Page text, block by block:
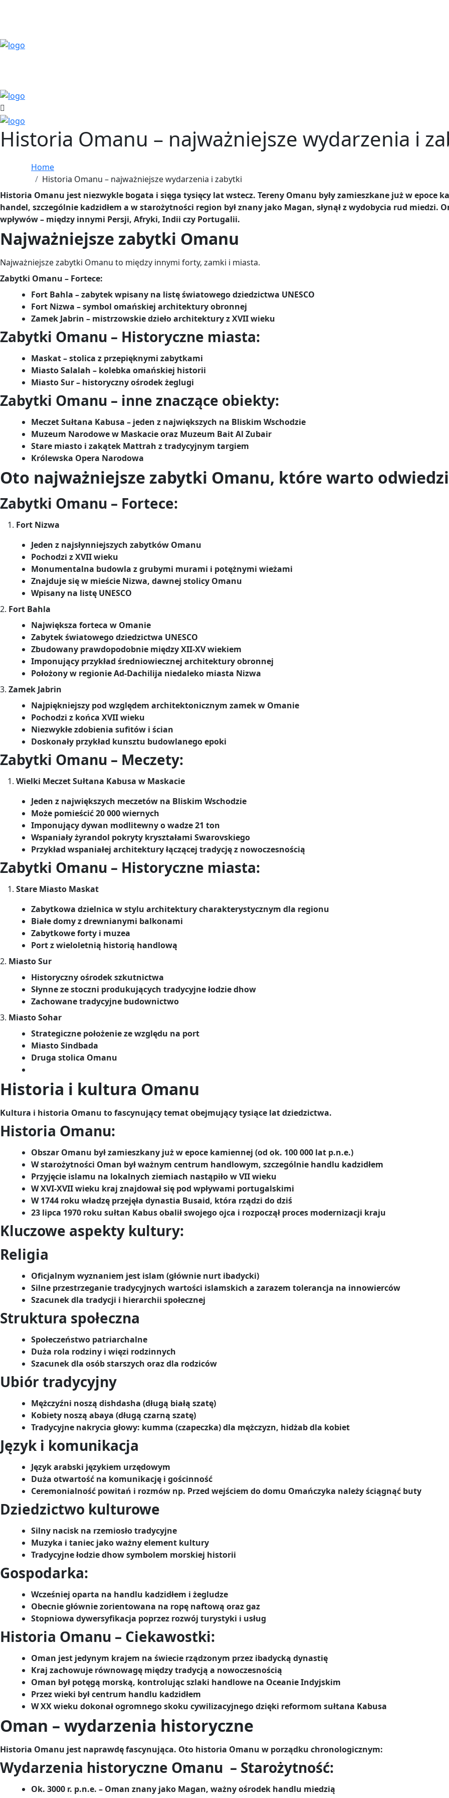
Historia Omanu – najważniejsze wydarzenia i
Home
Historia Omanu – najważniejsze wydarzenia i zabytki
Historia Omanu jest niezwykle bogata i sięga tysięcy lat wstecz. Tereny Omanu były zamieszkane już w epoce
handel, szczególnie kadzidłem a w starożytności region był znany jako Magan, słynął z wydobycia rud
wpływów – między innymi Persji, Afryki, Indii czy Portugalii.
Najważniejsze zabytki Omanu
Najważniejsze zabytki Omanu to między innymi forty, zamki i miasta.
Zabytki Omanu – Fortece:
Fort Bahla – zabytek wpisany na listę światowego dziedzictwa UNESCO
Fort Nizwa – symbol omańskiej architektury obronnej
Zamek Jabrin – mistrzowskie dzieło architektury z XVII wieku
Zabytki Omanu – Historyczne miasta:
Maskat – stolica z przepięknymi zabytkami
Miasto Salalah – kolebka omańskiej historii
Miasto Sur – historyczny ośrodek żeglugi
Zabytki Omanu – inne znaczące obiekty:
Meczet Sułtana Kabusa – jeden z największych na Bliskim Wschodzie
Muzeum Narodowe w Maskacie oraz Muzeum Bait Al Zubair
Stare miasto i zakątek Mattrah z tradycyjnym targiem
Królewska Opera Narodowa
Oto najważniejsze zabytki Omanu, które warto
Zabytki Omanu – Fortece:
Fort Nizwa
Jeden z najsłynniejszych zabytków Omanu
Pochodzi z XVII wieku
Monumentalna budowla z grubymi murami i potężnymi wieżami
Znajduje się w mieście Nizwa, dawnej stolicy Omanu
Wpisany na listę UNESCO
2. Fort Bahla
Największa forteca w Omanie
Zabytek światowego dziedzictwa UNESCO
Zbudowany prawdopodobnie między XII-XV wiekiem
Imponujący przykład średniowiecznej architektury obronnej
Położony w regionie Ad-Dachilija niedaleko miasta Nizwa
3. Zamek Jabrin
Najpiękniejszy pod względem architektonicznym zamek w Omanie
Pochodzi z końca XVII wieku
Niezwykłe zdobienia sufitów i ścian
Doskonały przykład kunsztu budowlanego epoki
Zabytki Omanu – Meczety:
Wielki Meczet Sułtana Kabusa w Maskacie
Jeden z największych meczetów na Bliskim Wschodzie
Może pomieścić 20 000 wiernych
Imponujący dywan modlitewny o wadze 21 ton
Wspaniały żyrandol pokryty kryształami Swarovskiego
Przykład wspaniałej architektury łączącej tradycję z nowoczesnością
Zabytki Omanu – Historyczne miasta:
Stare Miasto Maskat
Zabytkowa dzielnica w stylu architektury charakterystycznym dla regionu
Białe domy z drewnianymi balkonami
Zabytkowe forty i muzea
Port z wieloletnią historią handlową
2. Miasto Sur
Historyczny ośrodek szkutnictwa
Słynne ze stoczni produkujących tradycyjne łodzie dhow
Zachowane tradycyjne budownictwo
3. Miasto Sohar
Strategiczne położenie ze względu na port
Miasto Sindbada
Druga stolica Omanu
Historia i kultura Omanu
Kultura i historia Omanu to fascynujący temat obejmujący tysiące lat dziedzictwa.
Historia Omanu:
Obszar Omanu był zamieszkany już w epoce kamiennej (od ok. 100 000 lat p.n.e.)
W starożytności Oman był ważnym centrum handlowym, szczególnie handlu kadzidłem
Przyjęcie islamu na lokalnych ziemiach nastąpiło w VII wieku
W XVI-XVII wieku kraj znajdował się pod wpływami portugalskimi
W 1744 roku władzę przejęła dynastia Busaid, która rządzi do dziś
23 lipca 1970 roku sułtan Kabus obalił swojego ojca i rozpoczął proces modernizacji kraju
Kluczowe aspekty kultury:
Religia
Oficjalnym wyznaniem jest islam (głównie nurt ibadycki)
Silne przestrzeganie tradycyjnych wartości islamskich a zarazem tolerancja na innowierców
Szacunek dla tradycji i hierarchii społecznej
Struktura społeczna
Społeczeństwo patriarchalne
Duża rola rodziny i więzi rodzinnych
Szacunek dla osób starszych oraz dla rodziców
Ubiór tradycyjny
Mężczyźni noszą dishdasha (długą białą szatę)
Kobiety noszą abaya (długą czarną szatę)
Tradycyjne nakrycia głowy: kumma (czapeczka) dla mężczyzn, hidżab dla kobiet
Język i komunikacja
Język arabski językiem urzędowym
Duża otwartość na komunikację i gościnność
Ceremonialność powitań i rozmów np. Przed wejściem do domu Omańczyka należy ściągnąć buty
Dziedzictwo kulturowe
Silny nacisk na rzemiosło tradycyjne
Muzyka i taniec jako ważny element kultury
Tradycyjne łodzie dhow symbolem morskiej historii
Gospodarka:
Wcześniej oparta na handlu kadzidłem i żegludze
Obecnie głównie zorientowana na ropę naftową oraz gaz
Stopniowa dywersyfikacja poprzez rozwój turystyki i usług
Historia Omanu – Ciekawostki:
Oman jest jedynym krajem na świecie rządzonym przez ibadycką dynastię
Kraj zachowuje równowagę między tradycją a nowoczesnością
Oman był potęgą morską, kontrolując szlaki handlowe na Oceanie Indyjskim
Przez wieki był centrum handlu kadzidłem
W XX wieku dokonał ogromnego skoku cywilizacyjnego dzięki reformom sułtana Kabusa
Oman – wydarzenia historyczne
Historia Omanu jest naprawdę fascynująca. Oto historia Omanu w porządku chronologicznym:
Wydarzenia historyczne Omanu – Starożytność:
Ok. 3000 r. p.n.e. – Oman znany jako Magan, ważny ośrodek handlu miedzią